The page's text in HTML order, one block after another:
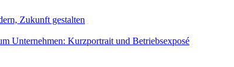
Zukunft gestalten
Unternehmen: Kurzportrait und Betriebsexposé